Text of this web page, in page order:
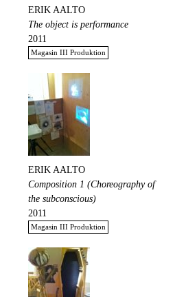
ERIK AALTO
The object is performance
2011
Magasin III Produktion
ERIK AALTO
Composition 1 (Choreography of
the subconscious)
2011
Magasin III Produktion